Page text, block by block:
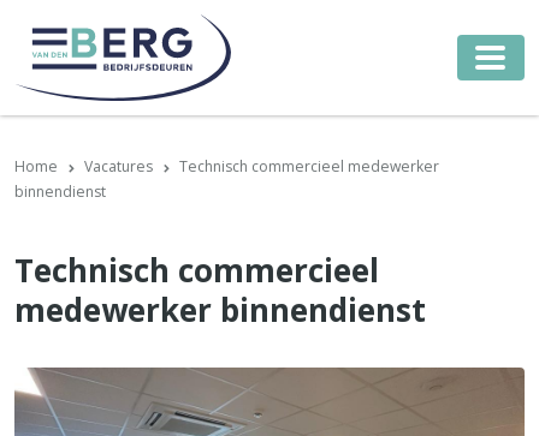
Home Vacatures
Technisch commercieel medewerker
binnendienst
Technisch commercieel
medewerker binnendienst